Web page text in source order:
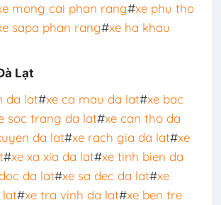
mong cai phan rang#xe phu tho
sapa phan rang#xe ha khau
Lạt
da lat#xe ca mau da lat#xe bac
soc trang da lat#xe can tho da
da lat#xe rach gia da lat#xe
#xe xa xia da lat#xe tinh bien da
da lat#xe sa dec da lat#xe
lat#xe tra vinh da lat#xe ben tre